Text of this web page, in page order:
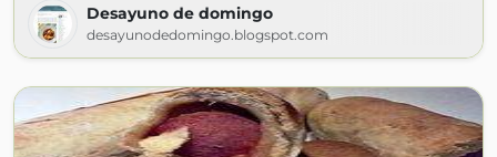
Desayuno de domingo
desayunodedomingo.blogspot.com